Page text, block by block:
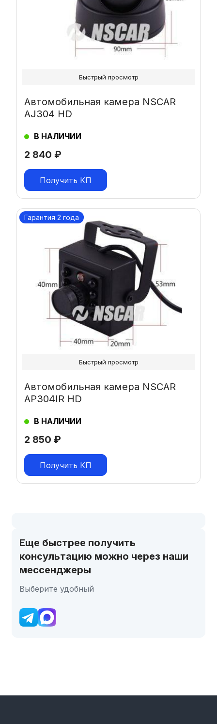
2 840 ₽
Автомобильная камера NSCAR
AJ304 HD
В НАЛИЧИИ
Получить КП
Быстрый просмотр
Гарантия 2 года
2 850 ₽
Автомобильная камера NSCAR
AP304IR HD
В НАЛИЧИИ
Получить КП
Быстрый просмотр
Еще быстрее получить
консультацию можно через наши
мессенджеры
Выберите удобный